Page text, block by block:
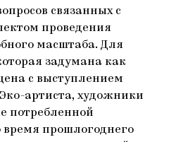
связанных с
проведения
масштаба. Для
задумана как
с выступлением
артиста, художники
потребленной
время прошлогоднего